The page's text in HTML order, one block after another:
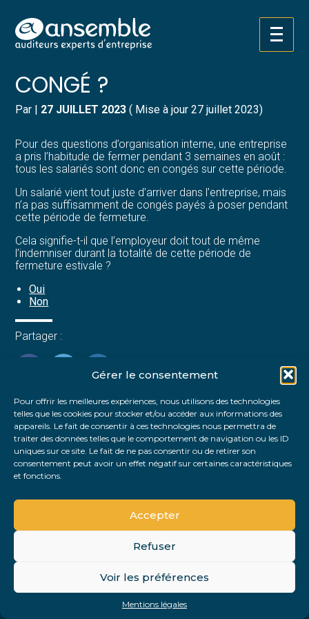
Gérer le consentement
Pour offrir les meilleures expériences, nous utilisons des technologies
telles que les cookies pour stocker et/ou accéder aux informations des
appareils. Le fait de consentir à ces technologies nous permettra de
traiter des données telles que le comportement de navigation ou les ID
uniques sur ce site. Le fait de ne pas consentir ou de retirer son
consentement peut avoir un effet négatif sur certaines caractéristiques
et fonctions.
Accepter
Refuser
Voir les préférences
Mentions légales
Aller
au
Créer et reprendre une activité
Gérer votre quotidien
Piloter votre entreprise
Développer votre entreprise
Construire votre patrimoine
Structurer votre croissance
Être prêt pour la facturation
électronique
Pilotez votre gestion
Suivre votre comptabilité
Gérer vos ressources humaines
Dématérialiser vos documents
C'EST L'ÉTÉ : TOUS EN
CONGÉ ?
Par | 27 JUILLET 2023 ( Mise à jour 27 juillet 2023)
Pour des questions d’organisation interne, une entreprise
a pris l’habitude de fermer pendant 3 semaines en août :
tous les salariés sont donc en congés sur cette période.
Un salarié vient tout juste d’arriver dans l’entreprise, mais
n’a pas suffisamment de congés payés à poser pendant
cette période de fermeture.
Cela signifie-t-il que l’employeur doit tout de même
l’indemniser durant la totalité de cette période de
fermeture estivale ?
Oui
Non
Partager :
TwitterLinkedIn
Principale
Footer
PLAN DU SITE
MENTIONS LÉGALES
Conception et réalisation